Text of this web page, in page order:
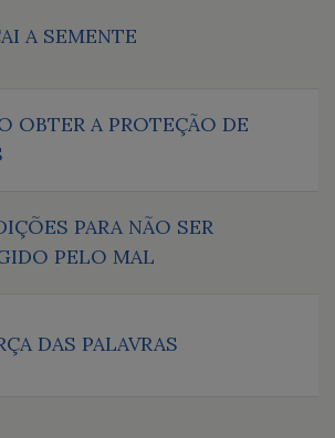
A SEMENTE
OBTER A PROTEÇÃO DE
PARA NÃO SER
PELO MAL
DAS PALAVRAS